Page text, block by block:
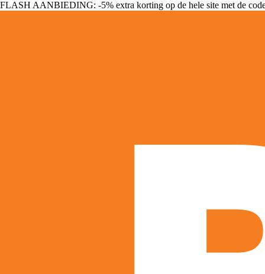
FLASH AANBIEDING: -5% extra korting op de hele site met de